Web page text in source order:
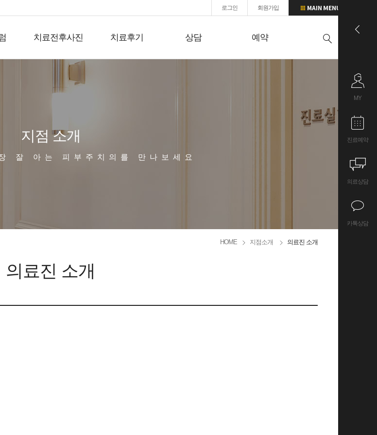
로그인 회원가입
치료전후사진 치료후기 상담 예약
지점 소개
잘 아는 피부주치의를 만나보세요
HOME 지점소개 의료진 소개
의료진 소개
MY
진료예약
의료상담
카톡상담